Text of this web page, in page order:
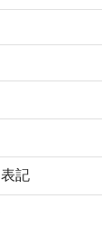
記